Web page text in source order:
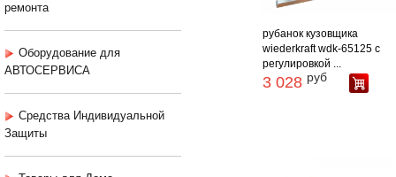
ремонта
Оборудование для
АВТОСЕРВИСА
Средства Индивидуальной
Защиты
рубанок кузовщика
wiederkraft wdk-65125 с
регулировкой ...
3 028 руб